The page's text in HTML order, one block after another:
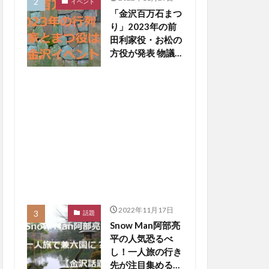
「金沢百万石まつ
り」2023年の前
田利家役・お松の
方役が発表 物議
話題 2022年11月17日
Snow Man阿部亮
平の人気恐るべ
し！一人旅の行き
先が注目集める